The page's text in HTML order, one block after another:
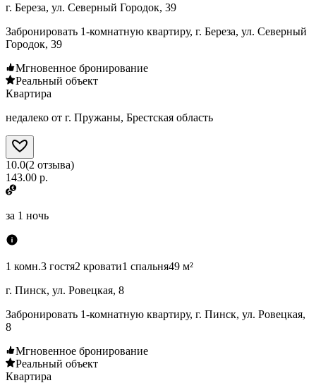
г. Береза, ул. Северный Городок, 39
Забронировать 1-комнатную квартиру, г. Береза, ул. Северный
Городок, 39
Мгновенное бронирование
Реальный объект
Квартира
недалеко от г. Пружаны, Брестская область
10.0(2 отзыва)
143.00 р.
за 1 ночь
1 комн.3 гостя2 кровати1 спальня49 м²
г. Пинск, ул. Ровецкая, 8
Забронировать 1-комнатную квартиру, г. Пинск, ул. Ровецкая,
8
Мгновенное бронирование
Реальный объект
Квартира